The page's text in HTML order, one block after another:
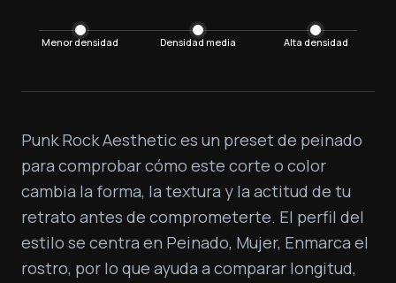
Menor densidad Densidad media Alta densidad
Punk Rock Aesthetic es un preset de peinado
para comprobar cómo este corte o color
cambia la forma, la textura y la actitud de tu
retrato antes de comprometerte. El perfil del
estilo se centra en Peinado, Mujer, Enmarca el
rostro, por lo que ayuda a comparar longitud,